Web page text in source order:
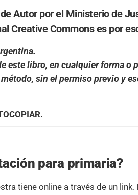
Autor por el Ministerio de
Creative Commonses por
este libro, en cualquier forma o
sin el permiso previo y
para primaria?
tiene online a través de un link.